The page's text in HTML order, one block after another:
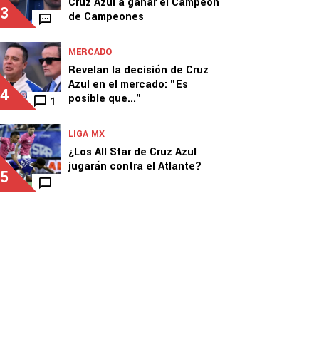
3
de Campeones
4 1
MERCADO
Revelan la decisión de Cruz
Azul en el mercado: "Es
posible que..."
5
LIGA MX
¿Los All Star de Cruz Azul
jugarán contra el Atlante?